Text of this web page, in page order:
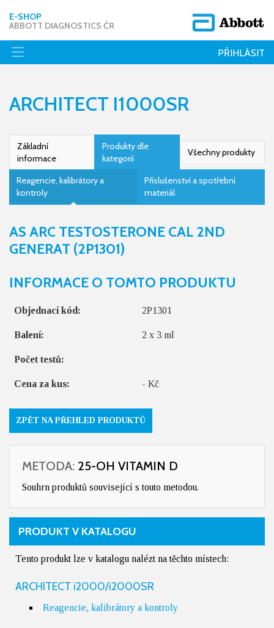
E-SHOP
ABBOTT DIAGNOSTICS ČR
PŘIHLÁSIT
ARCHITECT I1000SR
Základní
informace
Produkty dle
kategorií
Všechny produkty
Reagencie, kalibrátory a
kontroly
Příslušenství a spotřební
materiál
AS ARC TESTOSTERONE CAL 2ND
GENERAT (2P1301)
INFORMACE O TOMTO PRODUKTU
Objednací kód: 2P1301
Balení: 2 x 3 ml
Počet testů:
Cena za kus: - Kč
ZPĚT NA PŘEHLED PRODUKTŮ
METODA: 25-OH VITAMIN D
Souhrn produktů související s touto metodou.
PRODUKT V KATALOGU
Tento produkt lze v katalogu nalézt na těchto místech:
ARCHITECT i2000/i2000SR
Reagencie, kalibrátory a kontroly